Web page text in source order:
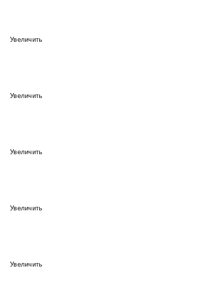
Увеличить
Увеличить
Увеличить
Увеличить
Увеличить